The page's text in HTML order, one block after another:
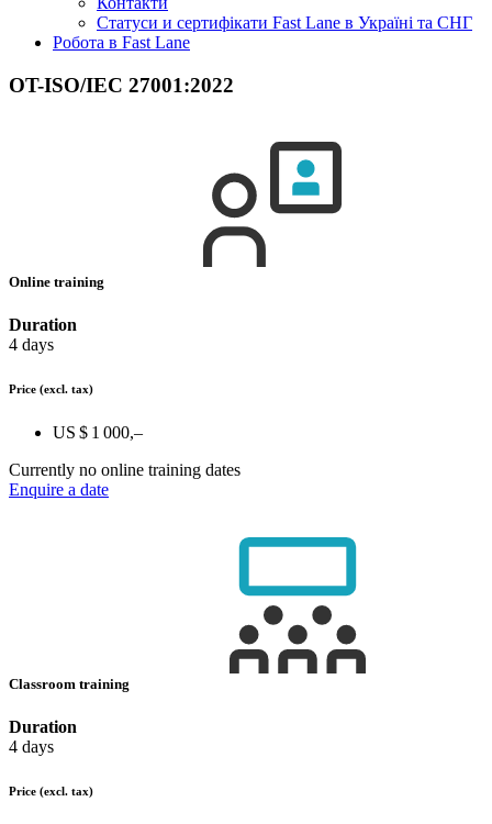
Статуси и сертифікати Fast Lane в Україні та СНГ
Робота в Fast Lane
OT-ISO/IEC 27001:2022
Online training
Duration
4 days
Price (excl. tax)
US $ 1 000,–
Currently no online training dates
Enquire a date
Classroom training
Duration
4 days
Price (excl. tax)